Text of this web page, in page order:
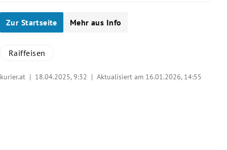
Zur Startseite Mehr aus Info
Raiffeisen
kurier.at | 18.04.2025, 9:32 | Aktualisiert am 16.01.2026, 14:55